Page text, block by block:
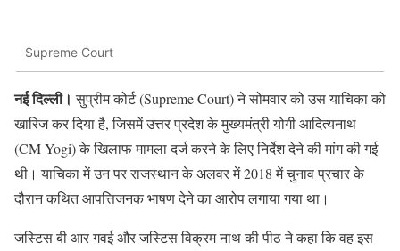
Supreme Court
नई दिल्ली। सुप्रीम कोर्ट (Supreme Court) ने सोमवार को उस याचिका को
खारिज कर दिया है, जिसमें उत्तर प्रदेश के मुख्यमंत्री योगी आदित्यनाथ
(CM Yogi) के खिलाफ मामला दर्ज करने के लिए निर्देश देने की मांग की गई
थी। याचिका में उन पर राजस्थान के अलवर में 2018 में चुनाव प्रचार के
दौरान कथित आपत्तिजनक भाषण देने का आरोप लगाया गया था।
जस्टिस बी आर गवई और जस्टिस विक्रम नाथ की पीठ ने कहा कि वह इस